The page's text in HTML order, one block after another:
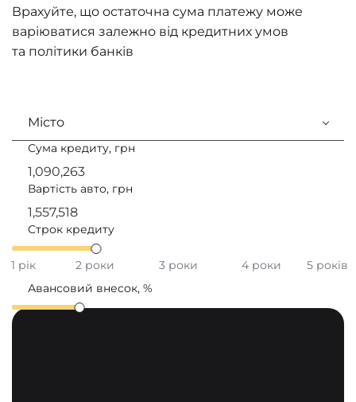
Врахуйте, що остаточна сума платежу може
варіюватися залежно від кредитних умов
та політики банків
Місто
Сума кредиту, грн
Вартість авто, грн
Строк кредиту
1 рік 2 роки 3 роки 4 роки
5 років
Авансовий внесок, %